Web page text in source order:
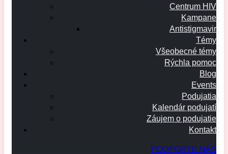
Centrum HIV
Kampane
Antistigmavir
Témy
Všeobecné témy
Rýchla pomoc
Blog
Events
Podujatia
Kalendár podujatí
Záujem o podujatie
Kontakt
PODPORTE NÁS